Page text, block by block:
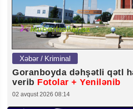
Xəbər / Kriminal
Goranboyda dəhşətli qətl
verib Fotolar + Yenilənib
02 avqust 2026 08:14